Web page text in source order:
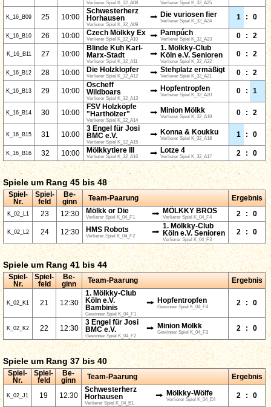
Verlierer Spiel K_32_A08 Verlierer Spiel K_32_A25
K_16_B09 25 10:00
Schwesterherz
Horhausen
Verlierer Spiel K_32_A09
⭢ Die vuriosen fier
Verlierer Spiel K_32_A24
1 : 0
K_16_B10 26 10:00 Czech Mölkky Ex
Verlierer Spiel K_32_A10 ⭢ Pampúch
Verlierer Spiel K_32_A23 0 : 2
K_16_B11 27 10:00
Blinde Kuh Karl-
Marx-Stadt
Verlierer Spiel K_32_A11
⭢
1. Mölkky-Club
Köln e.V. Senioren
Verlierer Spiel K_32_A22
0 : 2
K_16_B12 28 10:00 Die Holzklopfer
Verlierer Spiel K_32_A12 ⭢ Stehplatz ermäßigt
Verlierer Spiel K_32_A21 0 : 2
K_16_B13 29 10:00
Oscheff
Wildboars
Verlierer Spiel K_32_A13
⭢ Hopfentropfen
Verlierer Spiel K_32_A20
0 : 1
K_16_B14 30 10:00
FSV Holzköpfe
"Harthölzer"
Verlierer Spiel K_32_A14
⭢ Minion Mölkk
Verlierer Spiel K_32_A19
0 : 2
K_16_B15 31 10:00
3 Engel für Josi
BMC e.V.
Verlierer Spiel K_32_A15
⭢ Konna & Koukku
Verlierer Spiel K_32_A18
1 : 0
K_16_B16 32 10:00 Mölkkytiere III
Verlierer Spiel K_32_A16 ⭢ Lotze 4
Verlierer Spiel K_32_A17 2 : 0
Spiele um Rang 45 bis 48
Spiel-
Nr.
Spiel-
feld
Be-
ginn
Team-Paarung Ergebnis
K_02_L1 23 12:30 Mölkk or Die
Verlierer Spiel K_04_F1 ⭢ MÖLKKY BROS
Verlierer Spiel K_04_F4 2 : 0
K_02_L2 24 12:30 HMS Robots
Verlierer Spiel K_04_F2 ⭢
1. Mölkky-Club
Köln e.V. Senioren
Verlierer Spiel K_04_F3
2 : 0
Spiele um Rang 41 bis 44
Spiel-
Nr.
Spiel-
feld
Be-
ginn
Team-Paarung Ergebnis
K_02_K1 21 12:30
1. Mölkky-Club
Köln e.V.
Bambinis
Gewinner Spiel K_04_F1
⭢ Hopfentropfen
Gewinner Spiel K_04_F4
2 : 0
K_02_K2 22 12:30
3 Engel für Josi
BMC e.V.
Gewinner Spiel K_04_F2
⭢ Minion Mölkk
Gewinner Spiel K_04_F3
2 : 0
Spiele um Rang 37 bis 40
Spiel-
Nr.
Spiel-
feld
Be-
ginn
Team-Paarung Ergebnis
K_02_J1 19 12:30
Schwesterherz
Horhausen
Verlierer Spiel K_04_E1
⭢ Mölkky-Wölfe
Verlierer Spiel K_04_E4
2 : 0